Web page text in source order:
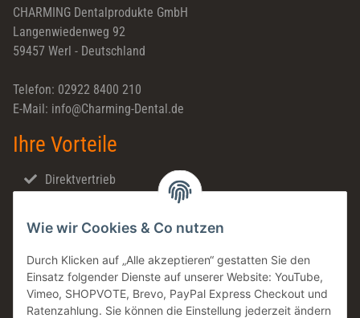
Wie wir Cookies & Co nutzen
Durch Klicken auf „Alle akzeptieren“ gestatten Sie den
Einsatz folgender Dienste auf unserer Website: YouTube,
Vimeo, SHOPVOTE, Brevo, PayPal Express Checkout und
Ratenzahlung. Sie können die Einstellung jederzeit ändern
CHARMING Dentalprodukte GmbH
Langenwiedenweg 92
59457 Werl - Deutschland
Telefon: 02922 8400 210
E-Mail: info@Charming-Dental.de
Ihre Vorteile
Direktvertrieb
Made in Germany
Familienunternehmen
Zahntechnische Beratung
DE & AT Versandkostenfrei ab 200 € / netto